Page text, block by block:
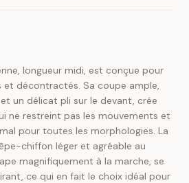
longueur midi, est conçue pour
et décontractés. Sa coupe ample,
un délicat pli sur le devant, crée
ne restreint pas les mouvements et
pour toutes les morphologies. La
chiffon léger et agréable au
magnifiquement à la marche, se
ce qui en fait le choix idéal pour